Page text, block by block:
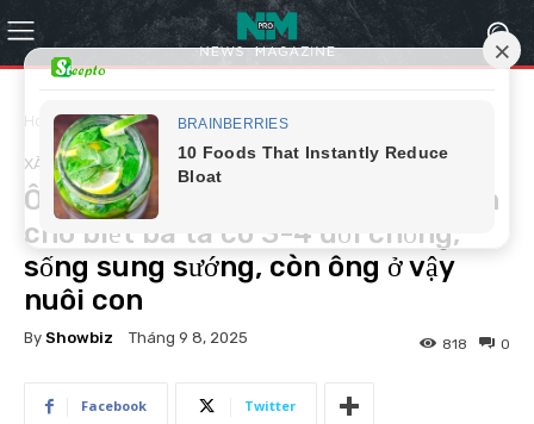
Home Xã hội
XÃ HỘI
Ông Đậu chồng cũ Bà Giao đau đớn
cho biết bà ta có 3-4 đời chồng,
sống sung sướng, còn ông ở vậy
nuôi con
By Showbiz Tháng 9 8, 2025 0
818
Facebook Twitter